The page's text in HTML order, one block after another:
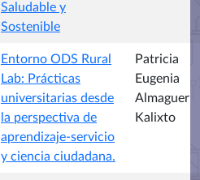
Saludable y
Sostenible
Entorno ODS Rural
Lab: Prácticas
universitarias desde
la perspectiva de
aprendizaje-servicio
y ciencia ciudadana.
Patricia
Eugenia
Almaguer
Kalixto